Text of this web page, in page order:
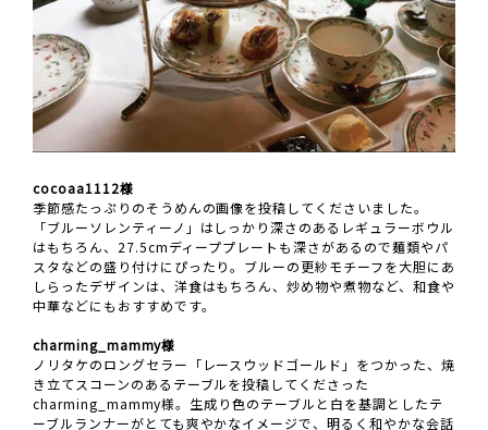
cocoaa1112様
季節感たっぷりのそうめんの画像を投稿してくださいました。
「ブルーソレンティーノ」はしっかり深さのあるレギュラーボウル
はもちろん、27.5cmディーププレートも深さがあるので麺類やパ
スタなどの盛り付けにぴったり。ブルーの更紗モチーフを大胆にあ
しらったデザインは、洋食はもちろん、炒め物や煮物など、和食や
中華などにもおすすめです。
charming_mammy様
ノリタケのロングセラー「レースウッドゴールド」をつかった、焼
き立てスコーンのあるテーブルを投稿してくださった
charming_mammy様。生成り色のテーブルと白を基調としたテ
ーブルランナーがとても爽やかなイメージで、明るく和やかな会話